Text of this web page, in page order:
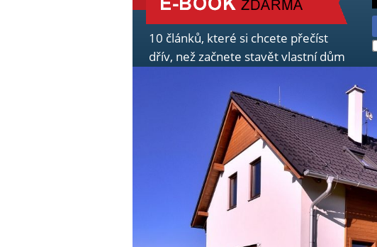
10 článků, které si chcete přečíst
dřív, než začnete stavět vlastní dům